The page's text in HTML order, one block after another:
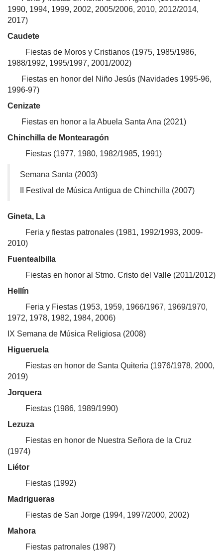
1990, 1994, 1999, 2002, 2005/2006, 2010, 2012/2014,
2017)
Caudete
Fiestas de Moros y Cristianos (1975, 1985/1986,
1988/1992, 1995/1997, 2001/2002)
Fiestas en honor del Niño Jesús (Navidades 1995-96,
1996-97)
Cenizate
Fiestas en honor a la Abuela Santa Ana (2021)
Chinchilla de Montearagón
Fiestas (1977, 1980, 1982/1985, 1991)
Semana Santa (2003)
II Festival de Música Antigua de Chinchilla (2007)
Gineta, La
Feria y fiestas patronales (1981, 1992/1993, 2009-
2010)
Fuentealbilla
Fiestas en honor al Stmo. Cristo del Valle (2011/2012)
Hellín
Feria y Fiestas (1953, 1959, 1966/1967, 1969/1970,
1972, 1978, 1982, 1984, 2006)
IX Semana de Música Religiosa (2008)
Higueruela
Fiestas en honor de Santa Quiteria (1976/1978, 2000,
2019)
Jorquera
Fiestas (1986, 1989/1990)
Lezuza
Fiestas en honor de Nuestra Señora de la Cruz
(1974)
Liétor
Fiestas (1992)
Madrigueras
Fiestas de San Jorge (1994, 1997/2000, 2002)
Mahora
Fiestas patronales (1987)